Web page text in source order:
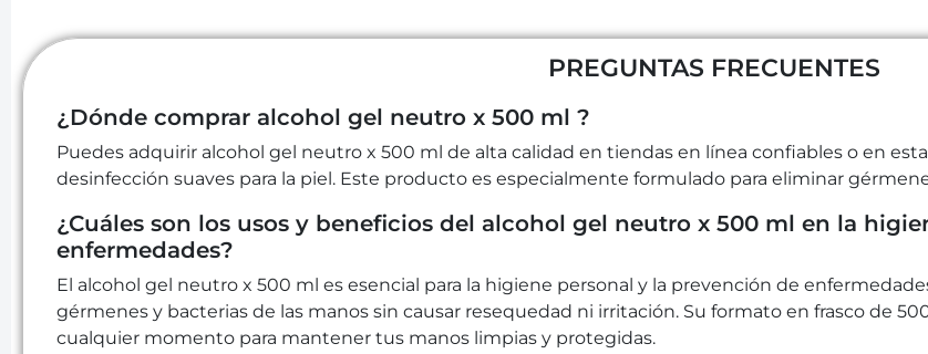
PREGUNTAS FRECUENTES
¿Dónde comprar alcohol gel neutro x 500 ml ?
Puedes adquirir alcohol gel neutro x 500 ml de alta calidad en tiendas en línea confiables o en
desinfección suaves para la piel. Este producto es especialmente formulado para eliminar
¿Cuáles son los usos y beneficios del alcohol gel neutro x 500 ml en la
enfermedades?
El alcohol gel neutro x 500 ml es esencial para la higiene personal y la prevención de
gérmenes y bacterias de las manos sin causar resequedad ni irritación. Su formato en frasco de
cualquier momento para mantener tus manos limpias y protegidas.